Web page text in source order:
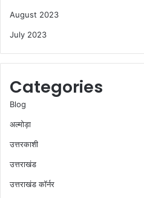
August 2023
July 2023
Categories
Blog
अल्मोड़ा
उत्तरकाशी
उत्तराखंड
उत्तराखंड कॉर्नर